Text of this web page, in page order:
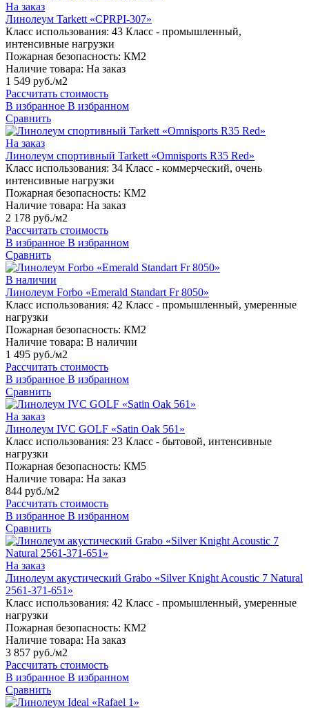
На заказ
Линолеум Tarkett «CPRPI-307»
Класс использования: 43 Класс - промышленный,
интенсивные нагрузки
Пожарная безопасность: КМ2
Наличие товара: На заказ
1 549 руб./м2
Рассчитать стоимость
В избранное В избранном
Сравнить
На заказ
Линолеум спортивный Tarkett «Omnisports R35 Red»
Класс использования: 34 Класс - коммерческий, очень
интенсивные нагрузки
Пожарная безопасность: КМ2
Наличие товара: На заказ
2 178 руб./м2
Рассчитать стоимость
В избранное В избранном
Сравнить
В наличии
Линолеум Forbo «Emerald Standart Fr 8050»
Класс использования: 42 Класс - промышленный, умеренные
нагрузки
Пожарная безопасность: КМ2
Наличие товара: В наличии
1 495 руб./м2
Рассчитать стоимость
В избранное В избранном
Сравнить
На заказ
Линолеум IVC GOLF «Satin Oak 561»
Класс использования: 23 Класс - бытовой, интенсивные
нагрузки
Пожарная безопасность: КМ5
Наличие товара: На заказ
844 руб./м2
Рассчитать стоимость
В избранное В избранном
Сравнить
На заказ
Линолеум акустический Grabo «Silver Knight Acoustic 7 Natural
2561-371-651»
Класс использования: 42 Класс - промышленный, умеренные
нагрузки
Пожарная безопасность: КМ2
Наличие товара: На заказ
3 857 руб./м2
Рассчитать стоимость
В избранное В избранном
Сравнить